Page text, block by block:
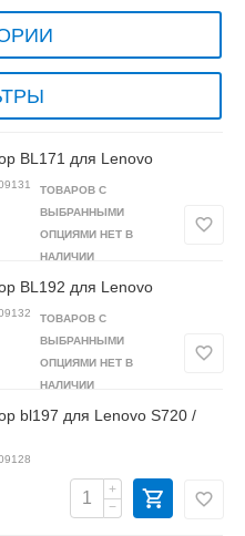
BL171 для Lenovo
ТОВАРОВ С
ВЫБРАННЫМИ
ОПЦИЯМИ НЕТ В
НАЛИЧИИ
BL192 для Lenovo
ТОВАРОВ С
ВЫБРАННЫМИ
ОПЦИЯМИ НЕТ В
НАЛИЧИИ
bl197 для Lenovo S720 /
+
−